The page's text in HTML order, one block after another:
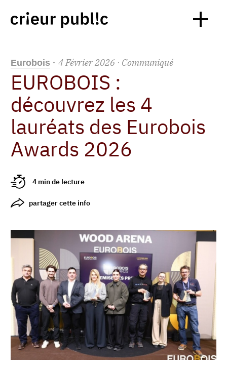
Eurobois · 4Février2026 · Communiqué
EUROBOIS :
découvrez les 4
lauréats des Eurobois
Awards 2026
4 min de lecture
partager cette info